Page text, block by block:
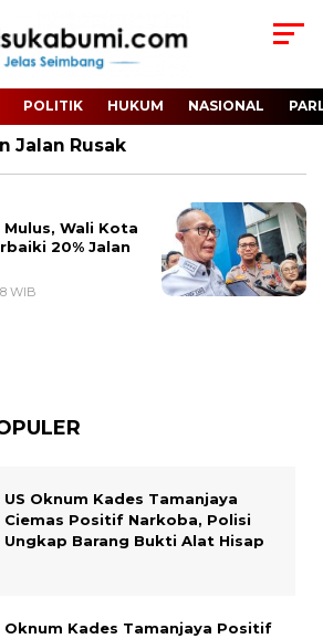
POLITIK HUKUM NASIONAL
Jalan Rusak
Wali Kota
20% Jalan
WIB
US Oknum Kades Tamanjaya
Ciemas Positif Narkoba, Polisi
Ungkap Barang Bukti Alat Hisap
Oknum Kades Tamanjaya Positif